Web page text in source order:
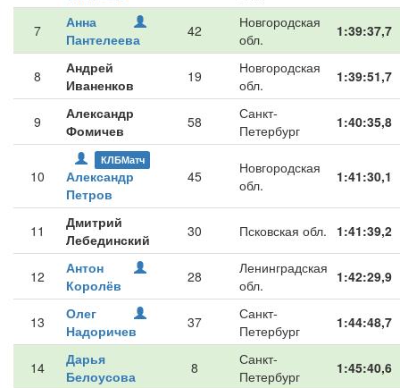
7
Анна
Пантелеева
42
Новгородская
обл.
1:39:37,7
8
Андрей
Иваненков
19
Новгородская
обл.
1:39:51,7
9
Александр
Фомичев
58
Санкт-
Петербург
1:40:35,8
10
КЛБМатч
Александр
Петров
45
Новгородская
обл.
1:41:30,1
11
Дмитрий
Лебединский
30 Псковская обл. 1:41:39,2
12
Антон
Королёв
28
Ленинградская
обл.
1:42:29,9
13
Олег
Надоричев
37
Санкт-
Петербург
1:44:48,7
14
Дарья
Белоусова
8
Санкт-
Петербург
1:45:40,6